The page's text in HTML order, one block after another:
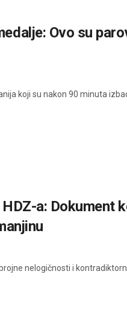
Ovo su
koji su nakon 90 minuta
a: Dokument
nelogičnosti i